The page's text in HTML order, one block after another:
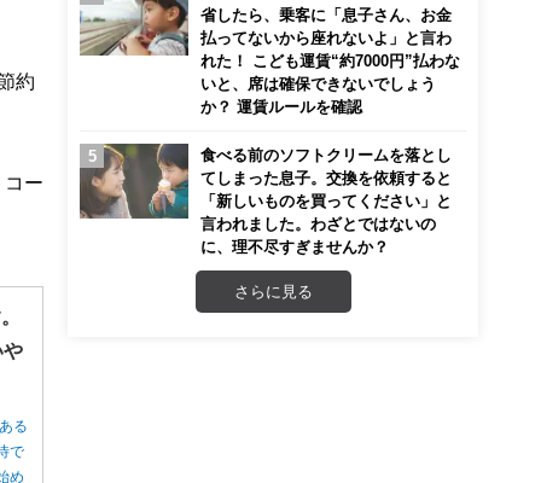
約
コー
や
る
で
め
省したら、乗客に「息子さん、お金
払ってないから座れないよ」と言わ
れた！ こども運賃“約7000円”払わな
いと、席は確保できないでしょう
か？ 運賃ルールを確認
食べる前のソフトクリームを落とし
てしまった息子。交換を依頼すると
「新しいものを買ってください」と
言われました。わざとではないの
に、理不尽すぎませんか？
さらに見る